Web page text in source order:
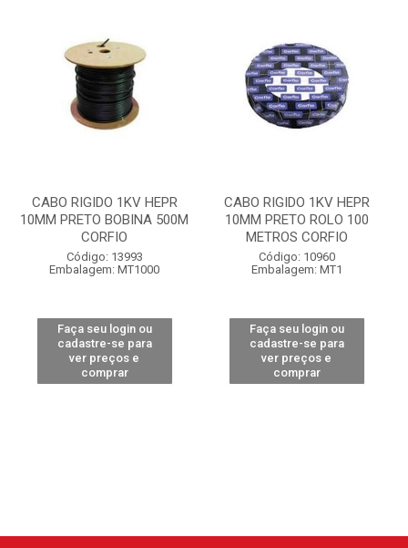
CABO RIGIDO 1KV HEPR
10MM PRETO BOBINA 500M
CORFIO
Código: 13993
Embalagem: MT1000
Faça seu login ou
cadastre-se para
ver preços e
comprar
CABO RIGIDO 1KV HEPR
10MM PRETO ROLO 100
METROS CORFIO
Código: 10960
Embalagem: MT1
Faça seu login ou
cadastre-se para
ver preços e
comprar